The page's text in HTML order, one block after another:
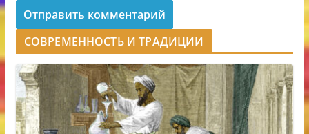
СОВРЕМЕННОСТЬ И ТРАДИЦИИ